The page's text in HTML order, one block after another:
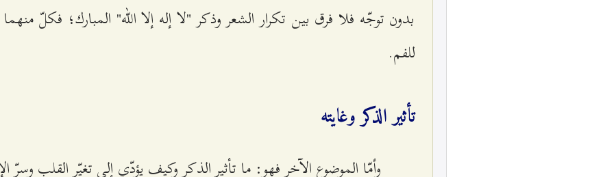
بدون توجّه فلا فرق بين تكرار الشعر وذكر "لا إله إلا الله" المبارك؛ فكلّ
للفم.
تأثير الذكر وغايته
وأمّا الموضوع الآخر فهو: ما تأثير الذكر وكيف يؤدّي إلى تغيّر القلب وسرّ